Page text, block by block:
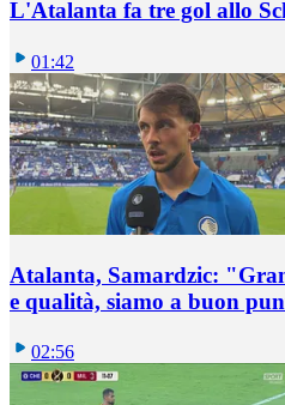
L'Atalanta fa tre gol allo
01:42
Atalanta, Samardzic:
e qualità, siamo a buon
02:56